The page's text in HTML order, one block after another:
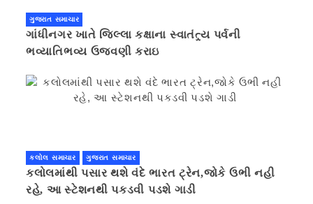
ગુજરાત સમાચાર
ગાંધીનગર ખાતે જિલ્લા કક્ષાના સ્વાતંત્ર્ય પર્વની
ભવ્યાતિભવ્ય ઉજવણી કરાઇ
કલોલ સમાચાર ગુજરાત સમાચાર
કલોલમાંથી પસાર થશે વંદે ભારત ટ્રેન,જોકે ઉભી નહી
રહે, આ સ્ટેશનથી પકડવી પડશે ગાડી